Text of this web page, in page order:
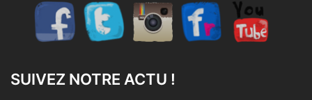
SUIVEZ NOTRE ACTU !